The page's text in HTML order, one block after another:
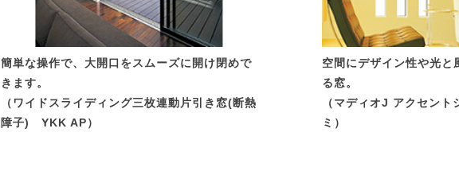
簡単な操作で、大開口をスムーズに開け閉めで
きます。
（ワイドスライディング三枚連動片引き窓(断熱
障子) YKK AP）
空間にデザイン性や光と
る窓。
（マディオJ アクセン
ミ）